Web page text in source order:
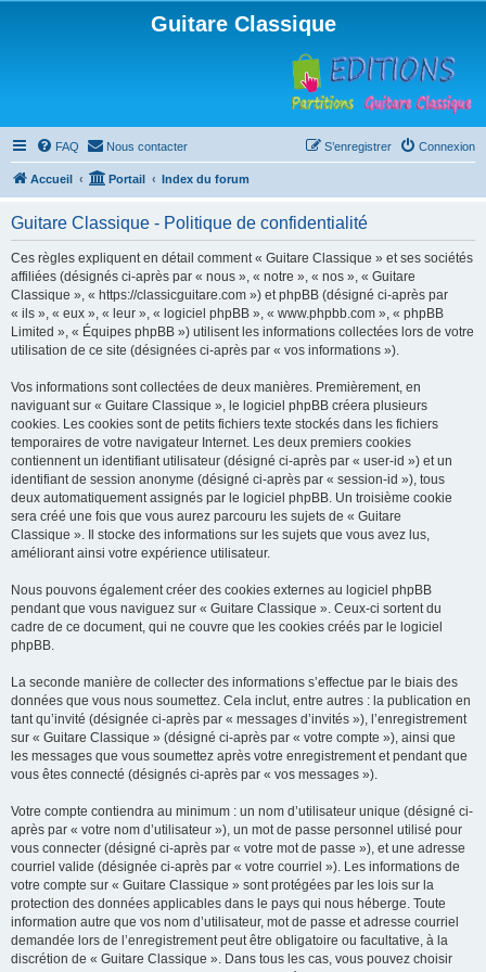
Guitare Classique
FAQ Nous contacter Connexion
S’enregistrer
Accueil Portail Index du forum
Guitare Classique - Politique de confidentialité
Ces règles expliquent en détail comment « Guitare Classique » et ses sociétés
affiliées (désignés ci-après par « nous », « notre », « nos », « Guitare
Classique », « https://classicguitare.com ») et phpBB (désigné ci-après par
« ils », « eux », « leur », « logiciel phpBB », « www.phpbb.com », « phpBB
Limited », « Équipes phpBB ») utilisent les informations collectées lors de votre
utilisation de ce site (désignées ci-après par « vos informations »).
Vos informations sont collectées de deux manières. Premièrement, en
naviguant sur « Guitare Classique », le logiciel phpBB créera plusieurs
cookies. Les cookies sont de petits fichiers texte stockés dans les fichiers
temporaires de votre navigateur Internet. Les deux premiers cookies
contiennent un identifiant utilisateur (désigné ci-après par « user-id ») et un
identifiant de session anonyme (désigné ci-après par « session-id »), tous
deux automatiquement assignés par le logiciel phpBB. Un troisième cookie
sera créé une fois que vous aurez parcouru les sujets de « Guitare
Classique ». Il stocke des informations sur les sujets que vous avez lus,
améliorant ainsi votre expérience utilisateur.
Nous pouvons également créer des cookies externes au logiciel phpBB
pendant que vous naviguez sur « Guitare Classique ». Ceux-ci sortent du
cadre de ce document, qui ne couvre que les cookies créés par le logiciel
phpBB.
La seconde manière de collecter des informations s’effectue par le biais des
données que vous nous soumettez. Cela inclut, entre autres : la publication en
tant qu’invité (désignée ci-après par « messages d’invités »), l’enregistrement
sur « Guitare Classique » (désigné ci-après par « votre compte »), ainsi que
les messages que vous soumettez après votre enregistrement et pendant que
vous êtes connecté (désignés ci-après par « vos messages »).
Votre compte contiendra au minimum : un nom d’utilisateur unique (désigné ci-
après par « votre nom d’utilisateur »), un mot de passe personnel utilisé pour
vous connecter (désigné ci-après par « votre mot de passe »), et une adresse
courriel valide (désignée ci-après par « votre courriel »). Les informations de
votre compte sur « Guitare Classique » sont protégées par les lois sur la
protection des données applicables dans le pays qui nous héberge. Toute
information autre que vos nom d’utilisateur, mot de passe et adresse courriel
demandée lors de l’enregistrement peut être obligatoire ou facultative, à la
discrétion de « Guitare Classique ». Dans tous les cas, vous pouvez choisir